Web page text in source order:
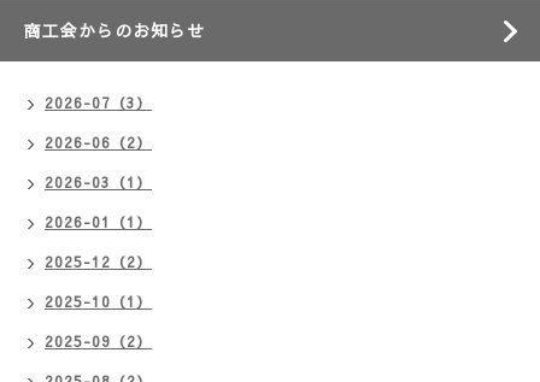
商工会からのお知らせ
2026-07（3）
2026-06（2）
2026-03（1）
2026-01（1）
2025-12（2）
2025-10（1）
2025-09（2）